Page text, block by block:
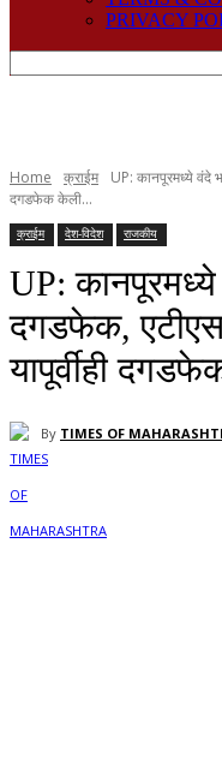
PRIVACY
Home क्राईम
UP: कानपूरमध्ये वंदे
दगडफेक केली...
क्राईम देश-विदेश राजकीय
UP:
दगडफेक,
यापूर्वीही
By TIMES OF